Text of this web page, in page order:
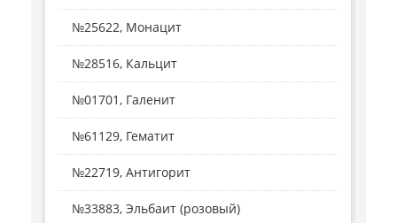
№25622, Монацит
№28516, Кальцит
№01701, Галенит
№61129, Гематит
№22719, Антигорит
№33883, Эльбаит (розовый)